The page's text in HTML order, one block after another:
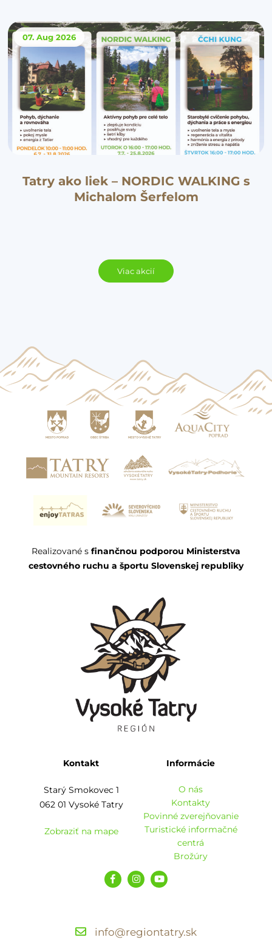
07. Aug 2026
Tatry ako liek – NORDIC WALKING s
Michalom Šerfelom
Viac akcií
Realizované s finančnou podporou Ministerstva
cestovného ruchu a športu Slovenskej republiky
Kontakt
Starý Smokovec 1
062 01 Vysoké Tatry
Zobraziť na mape
Informácie
O nás
Kontakty
Povinné zverejňovanie
Turistické informačné
centrá
Brožúry
info@regiontatry.sk